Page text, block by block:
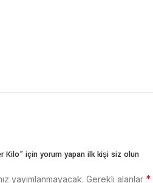
Kilo” için yorum yapan ilk kişi siz olun
yayımlanmayacak. Gerekli alanlar *